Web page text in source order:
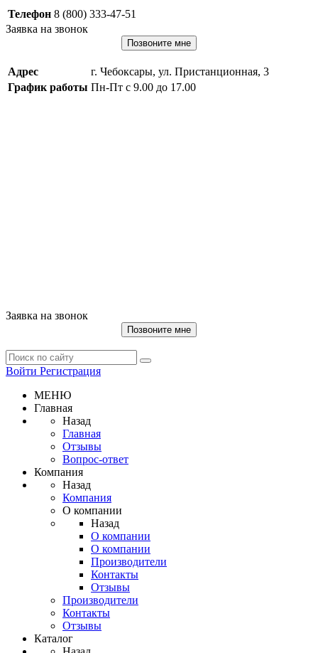
Телефон 8 (800) 333-47-51
Заявка на звонок
Позвоните мне
Адрес
г. Чебоксары, ул. Пристанционная, 3
График работы Пн-Пт с 9.00 до 17.00
Заявка на звонок
Позвоните мне
Войти Регистрация
МЕНЮ
Главная
Назад
Главная
Отзывы
Вопрос-ответ
Компания
Назад
Компания
О компании
Назад
О компании
О компании
Производители
Контакты
Отзывы
Производители
Контакты
Отзывы
Каталог